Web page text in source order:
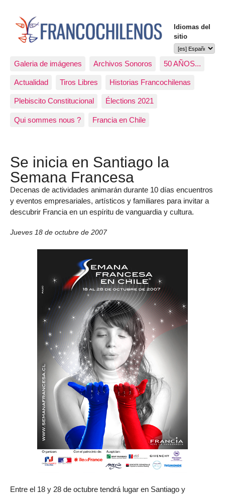
Idiomas del
sitio
Galeria de imágenes Archivos Sonoros 50 AÑOS...
Actualidad Tiros Libres Historias Francochilenas
Plebiscito Constitucional Élections 2021
Qui sommes nous ? Francia en Chile
Se inicia en Santiago la
Semana Francesa
Decenas de actividades animarán durante 10 días encuentros
y eventos empresariales, artísticos y familiares para invitar a
descubrir Francia en un espíritu de vanguardia y cultura.
Jueves 18 de octubre de 2007
Entre el 18 y 28 de octubre tendrá lugar en Santiago y